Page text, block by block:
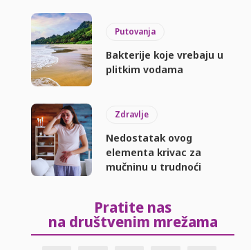
Putovanja
Bakterije koje vrebaju u
plitkim vodama
Zdravlje
Nedostatak ovog
elementa krivac za
mučninu u trudnoći
Pratite nas
na društvenim mrežama